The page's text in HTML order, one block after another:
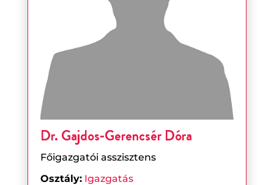
Dr. Gajdos-Gerencsér Dóra
Főigazgatói asszisztens
Osztály: Igazgatás